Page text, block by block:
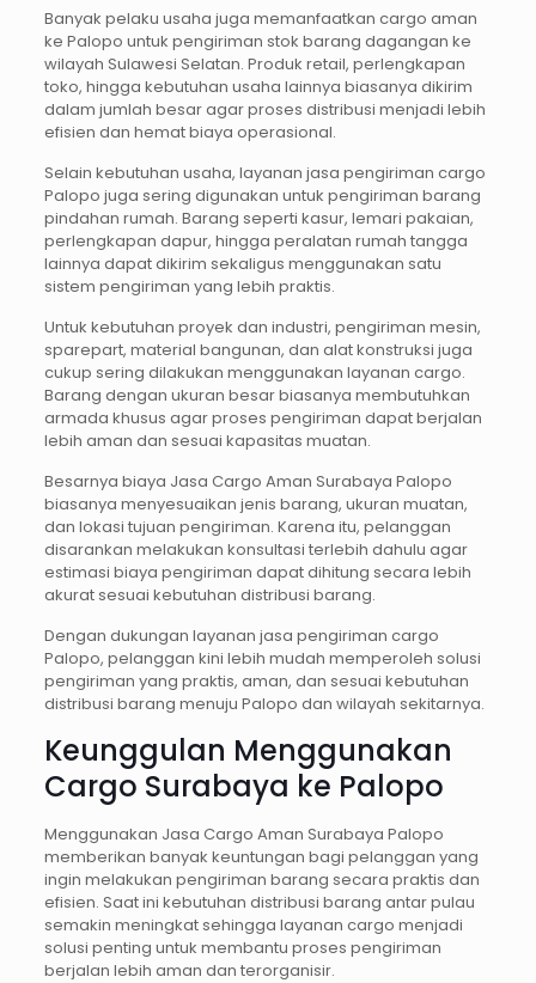
Banyak pelaku usaha juga memanfaatkan cargo aman
ke Palopo untuk pengiriman stok barang dagangan ke
wilayah Sulawesi Selatan. Produk retail, perlengkapan
toko, hingga kebutuhan usaha lainnya biasanya dikirim
dalam jumlah besar agar proses distribusi menjadi lebih
efisien dan hemat biaya operasional.
Selain kebutuhan usaha, layanan jasa pengiriman cargo
Palopo juga sering digunakan untuk pengiriman barang
pindahan rumah. Barang seperti kasur, lemari pakaian,
perlengkapan dapur, hingga peralatan rumah tangga
lainnya dapat dikirim sekaligus menggunakan satu
sistem pengiriman yang lebih praktis.
Untuk kebutuhan proyek dan industri, pengiriman mesin,
sparepart, material bangunan, dan alat konstruksi juga
cukup sering dilakukan menggunakan layanan cargo.
Barang dengan ukuran besar biasanya membutuhkan
armada khusus agar proses pengiriman dapat berjalan
lebih aman dan sesuai kapasitas muatan.
Besarnya biaya Jasa Cargo Aman Surabaya Palopo
biasanya menyesuaikan jenis barang, ukuran muatan,
dan lokasi tujuan pengiriman. Karena itu, pelanggan
disarankan melakukan konsultasi terlebih dahulu agar
estimasi biaya pengiriman dapat dihitung secara lebih
akurat sesuai kebutuhan distribusi barang.
Dengan dukungan layanan jasa pengiriman cargo
Palopo, pelanggan kini lebih mudah memperoleh solusi
pengiriman yang praktis, aman, dan sesuai kebutuhan
distribusi barang menuju Palopo dan wilayah sekitarnya.
Keunggulan Menggunakan
Cargo Surabaya ke Palopo
Menggunakan Jasa Cargo Aman Surabaya Palopo
memberikan banyak keuntungan bagi pelanggan yang
ingin melakukan pengiriman barang secara praktis dan
efisien. Saat ini kebutuhan distribusi barang antar pulau
semakin meningkat sehingga layanan cargo menjadi
solusi penting untuk membantu proses pengiriman
berjalan lebih aman dan terorganisir.